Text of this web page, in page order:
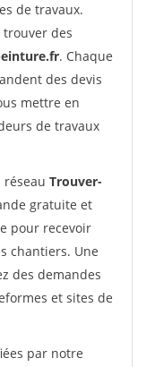
de travaux.
des
. Chaque
des devis
mettre en
de travaux
réseau Trouver-
gratuite et
pour recevoir
chantiers. Une
des demandes
et sites de
par notre